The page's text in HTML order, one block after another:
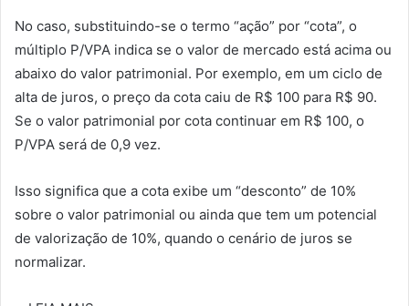
No caso, substituindo-se o termo “ação” por “cota”, o
múltiplo P/VPA indica se o valor de mercado está acima ou
abaixo do valor patrimonial. Por exemplo, em um ciclo de
alta de juros, o preço da cota caiu de R$ 100 para R$ 90.
Se o valor patrimonial por cota continuar em R$ 100, o
P/VPA será de 0,9 vez.
Isso significa que a cota exibe um “desconto” de 10%
sobre o valor patrimonial ou ainda que tem um potencial
de valorização de 10%, quando o cenário de juros se
normalizar.